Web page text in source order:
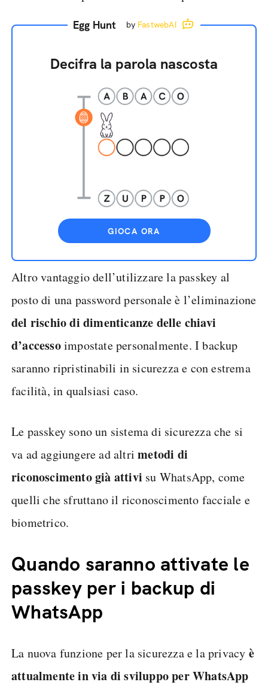
Egg Hunt by FastwebAI
Decifra la parola nascosta
GIOCA ORA
Altro vantaggio dell’utilizzare la passkey al
posto di una password personale è l’eliminazione
del rischio di dimenticanze delle chiavi
d’accessoimpostate personalmente. I backup
saranno ripristinabili in sicurezza e con estrema
facilità, in qualsiasi caso.
Le passkey sono un sistema di sicurezza che si
va ad aggiungere ad altrimetodi di
riconoscimento già attivi su WhatsApp, come
quelli che sfruttano il riconoscimento facciale e
biometrico.
Quando saranno attivate le
passkey per i backup di
WhatsApp
La nuova funzione per la sicurezza e la privacy è
attualmente in via di sviluppo per WhatsApp